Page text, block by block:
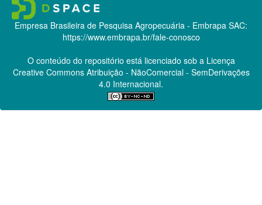
Empresa Brasileira de Pesquisa Agropecuária - Embrapa SAC:
https://www.embrapa.br/fale-conosco
O conteúdo do repositório está licenciado sob a Licença
Creative CommonsAtribuição - NãoComercial - SemDerivações
4.0 Internacional.